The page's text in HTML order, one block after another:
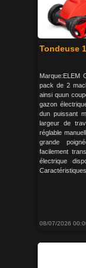
Tondeuse
Marque:ELEM
pack de 2
ainsi quun
gazon
dun puissant
largeur de
réglable
grande
facilement
électrique
08/07/2026